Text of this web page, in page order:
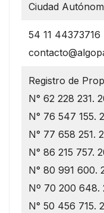
Ciudad
54 11 44373716
Registro de
N° 62 228 231.
N° 76 547 155.
N° 77 658 251.
N° 86 215 757.
N° 80 991 600.
Nº 70 200 648.
N° 50 456 715.